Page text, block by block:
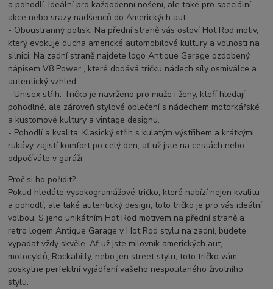
a pohodlí. Ideální pro každodenní nošení, ale také pro speciální
akce nebo srazy nadšenců do Amerických aut.
- Oboustranný potisk. Na přední straně vás osloví Hot Rod motiv,
který evokuje ducha americké automobilové kultury a volnosti na
silnici. Na zadní straně najdete logo Antique Garage ozdobený
nápisem V8 Power , které dodává tričku nádech síly osmiválce a
autentický vzhled.
- Unisex střih: Tričko je navrženo pro muže i ženy, kteří hledají
pohodlné, ale zároveň stylové oblečení s nádechem motorkářské
a kustomové kultury a vintage designu.
- Pohodlí a kvalita: Klasický střih s kulatým výstřihem a krátkými
rukávy zajistí komfort po celý den, ať už jste na cestách nebo
odpočíváte v garáži.
Proč si ho pořídit?
Pokud hledáte vysokogramážové tričko, které nabízí nejen kvalitu
a pohodlí, ale také autentický design, toto tričko je pro vás ideální
volbou. S jeho unikátním Hot Rod motivem na přední straně a
retro logem Antique Garage v Hot Rod stylu na zadní, budete
vypadat vždy skvěle. Ať už jste milovník amerických aut,
motocyklů, Rockabilly, nebo jen street stylu, toto tričko vám
poskytne perfektní vyjádření vašeho nespoutaného životního
stylu.